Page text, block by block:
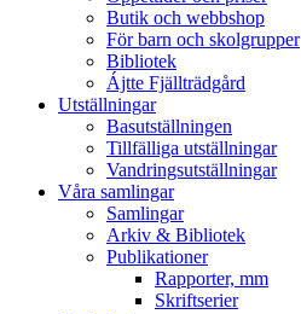
Butik och webbshop
För barn och skolgrupper
Bibliotek
Ájtte Fjällträdgård
Utställningar
Basutställningen
Tillfälliga utställningar
Vandringsutställningar
Våra samlingar
Samlingar
Arkiv & Bibliotek
Publikationer
Rapporter, mm
Skriftserier